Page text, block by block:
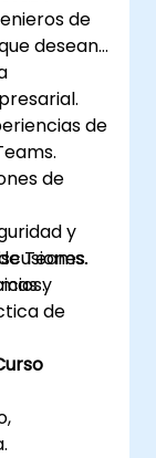
de
desean
de
de
y
Teams.
y
de